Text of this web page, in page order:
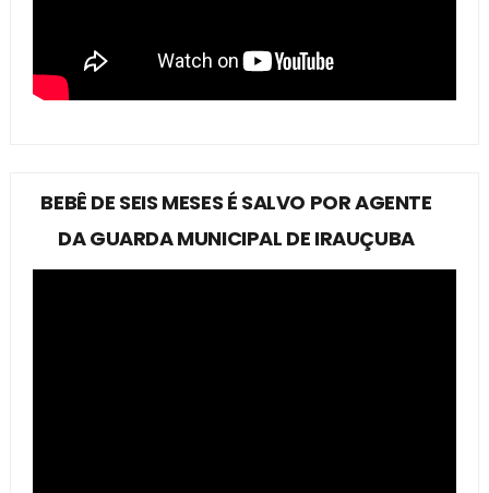
BEBÊ DE SEIS MESES É SALVO POR AGENTE
DA GUARDA MUNICIPAL DE IRAUÇUBA